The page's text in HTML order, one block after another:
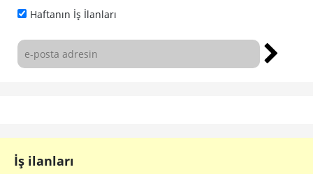
Haftanın İş İlanları
İş ilanları